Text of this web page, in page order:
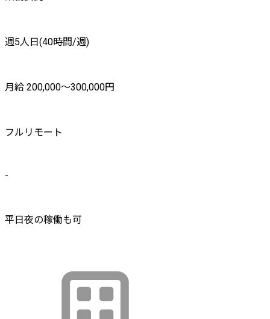
週5人日(40時間/週)
月給 200,000〜300,000円
フルリモート
-
平日夜の稼働も可